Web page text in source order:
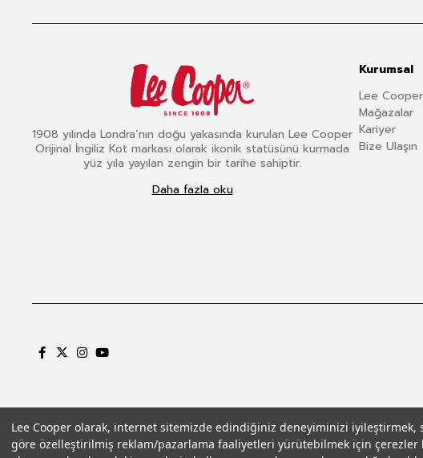
Lee Cooper olarak, internet sitemizde edindiğiniz deneyiminizi iyileştirmek,
göre özelleştirilmiş reklam/pazarlama faaliyetleri yürütebilmek için çerezler
1908 yılında Londra’nın doğu yakasında kurulan Lee Cooper
Orijinal İngiliz Kot markası olarak ikonik statüsünü kurmada
yüz yıla yayılan zengin bir tarihe sahiptir.
Daha fazla oku
Kurumsal
Lee
Mağazalar
Kariyer
Bize Ulaşın
Gizlilik PolitikasıÇerez PolitikasıKVKK Aydınlatma MetniŞartlar ve Koşullar© 2026